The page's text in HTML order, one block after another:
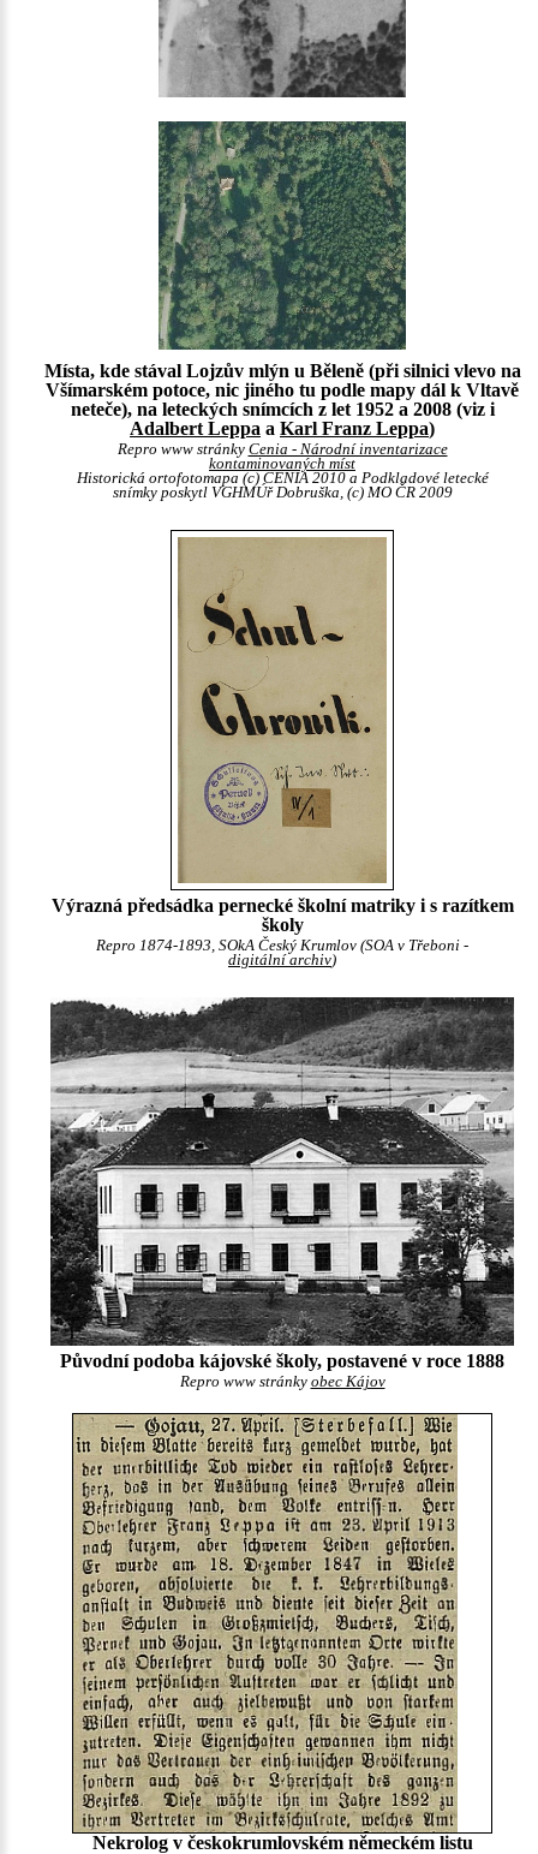
Místa, kde stával Lojzův mlýn u Běleně (při silnici vlevo na
Všímarském potoce, nic jiného tu podle mapy dál k Vltavě
neteče), na leteckých snímcích z let 1952 a 2008 (viz i
Adalbert Leppa a Karl Franz Leppa)
Repro www stránky Cenia - Národní inventarizace
kontaminovaných míst
Historická ortofotomapa (c) CENIA 2010 a Podkladové letecké
snímky poskytl VGHMÚř Dobruška, (c) MO ČR 2009
Výrazná předsádka pernecké školní matriky i s razítkem
školy
Repro 1874-1893, SOkA Český Krumlov (SOA v Třeboni -
digitální archiv)
Původní podoba kájovské školy, postavené v roce 1888
Repro www stránky obec Kájov
Nekrolog v českokrumlovském německém listu